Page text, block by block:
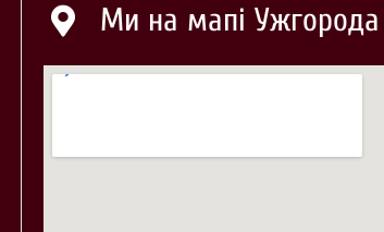
Ми на мапі Ужгорода